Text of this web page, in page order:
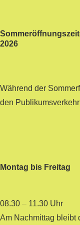
2026
Während der
den
Montag bis Freitag
08.30 – 11.30 Uhr
Am Nachmittag bleibt